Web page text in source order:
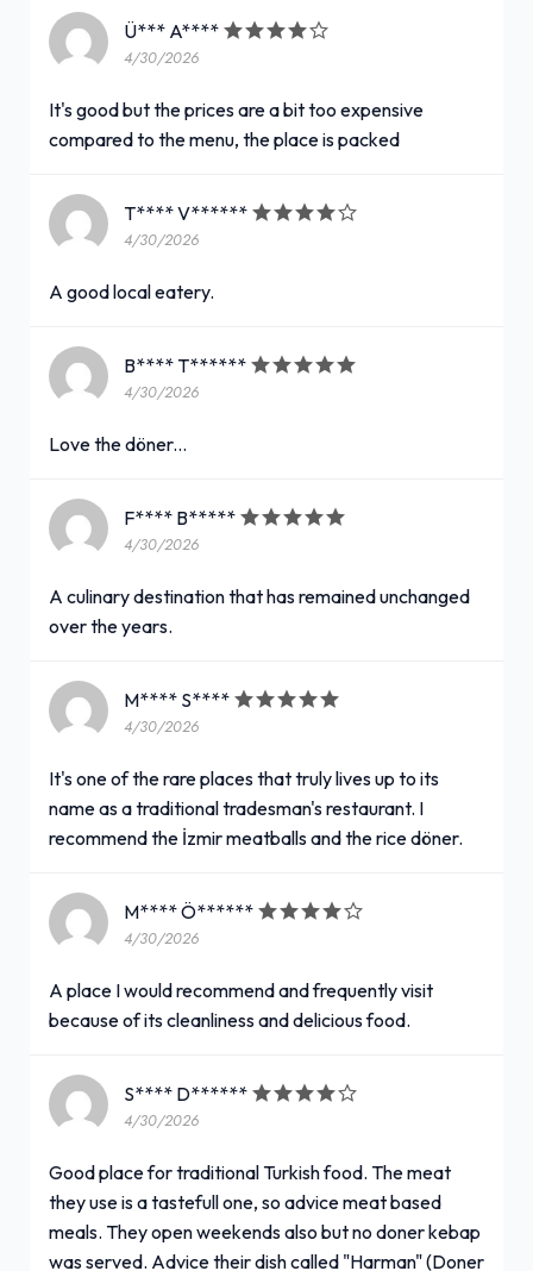
Ü*** A****
4/30/2026
It's good but the prices are a bit too expensive
compared to the menu, the place is packed
T**** V******
4/30/2026
A good local eatery.
B**** T******
4/30/2026
Love the döner...
F**** B*****
4/30/2026
A culinary destination that has remained unchanged
over the years.
M**** S****
4/30/2026
It's one of the rare places that truly lives up to its
name as a traditional tradesman's restaurant. I
recommend the İzmir meatballs and the rice döner.
M**** Ö******
4/30/2026
A place I would recommend and frequently visit
because of its cleanliness and delicious food.
S**** D******
4/30/2026
Good place for traditional Turkish food. The meat
they use is a tastefull one, so advice meat based
meals. They open weekends also but no doner kebap
was served. Advice their dish called "Harman" (Doner